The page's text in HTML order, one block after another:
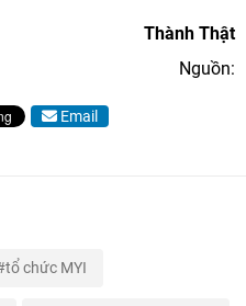
Thành Thật
Nguồn:
Email
tổ chức MYI